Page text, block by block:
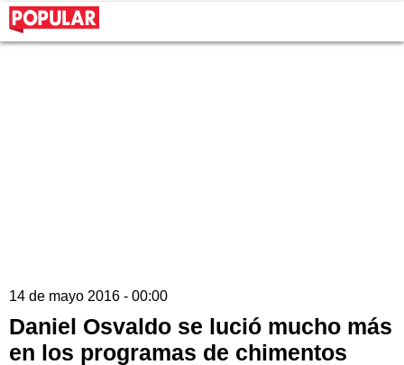
14 de mayo 2016 - 00:00
Daniel Osvaldo se lució mucho más
en los programas de chimentos